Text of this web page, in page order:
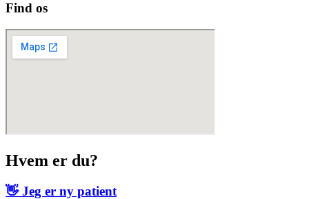
Find os
Hvem er du?
👋 Jeg er ny patient